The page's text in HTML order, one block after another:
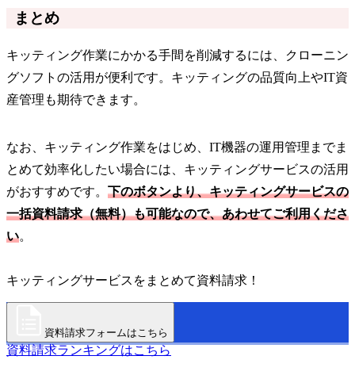
まとめ
キッティング作業にかかる手間を削減するには、クローニン
グソフトの活用が便利です。キッティングの品質向上やIT資
産管理も期待できます。
なお、キッティング作業をはじめ、IT機器の運用管理までま
とめて効率化したい場合には、キッティングサービスの活用
がおすすめです。 下のボタンより、キッティングサービスの
一括資料請求（無料）も可能なので、あわせてご利用くださ
い。
キッティングサービスをまとめて資料請求！
資料請求フォームはこちら
資料請求ランキングはこちら